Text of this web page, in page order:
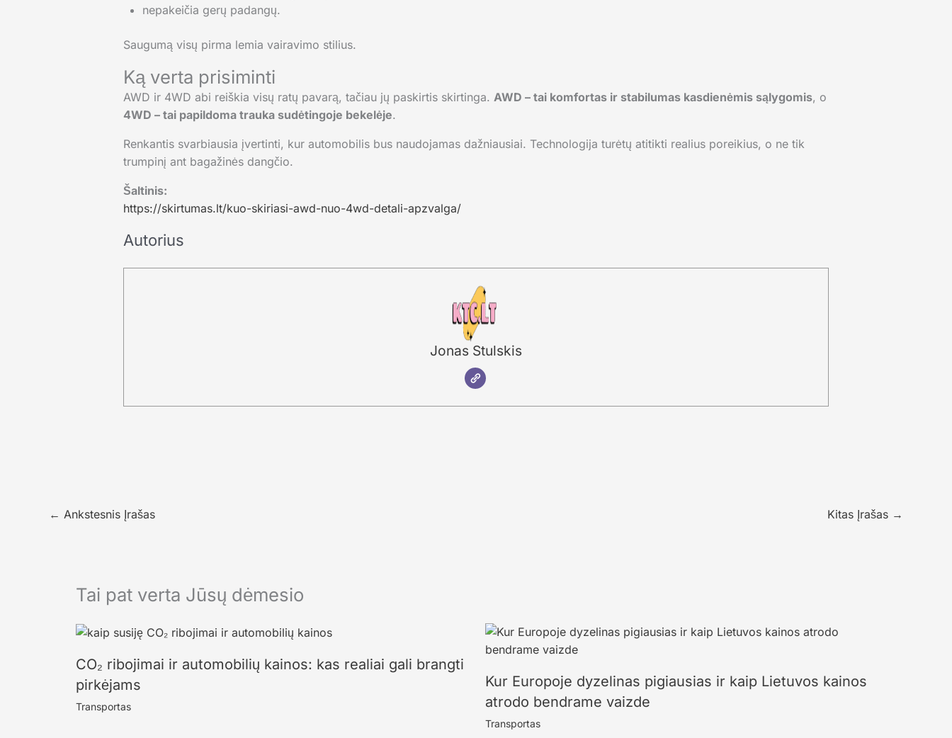
nepakeičia gerų padangų.
Saugumą visų pirma lemia vairavimo stilius.
Ką verta prisiminti
AWD ir 4WD abi reiškia visų ratų pavarą, tačiau jų paskirtis skirtinga. AWD – tai komfortas ir stabilumas kasdienėmis sąlygomis, o
4WD – tai papildoma trauka sudėtingoje bekelėje.
Renkantis svarbiausia įvertinti, kur automobilis bus naudojamas dažniausiai. Technologija turėtų atitikti realius poreikius, o ne tik
trumpinį ant bagažinės dangčio.
Šaltinis:
https://skirtumas.lt/kuo-skiriasi-awd-nuo-4wd-detali-apzvalga/
Autorius
Jonas Stulskis
← Ankstesnis Įrašas Kitas Įrašas →
Tai pat verta Jūsų dėmesio
CO₂ ribojimai ir automobilių kainos: kas realiai gali brangti
pirkėjams
Transportas
Kur Europoje dyzelinas pigiausias ir kaip Lietuvos kainos
atrodo bendrame vaizde
Transportas